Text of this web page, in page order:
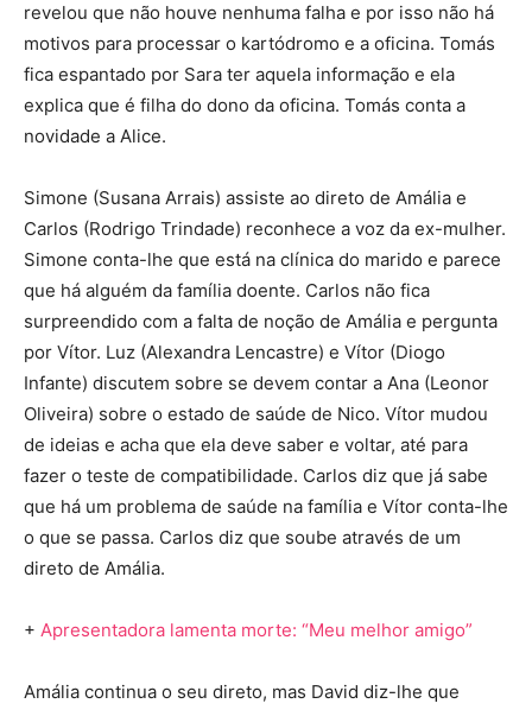
revelou que não houve nenhuma falha e por isso não há
motivos para processar o kartódromo e a oficina. Tomás
fica espantado por Sara ter aquela informação e ela
explica que é filha do dono da oficina. Tomás conta a
novidade a Alice.
Simone (Susana Arrais) assiste ao direto de Amália e
Carlos (Rodrigo Trindade) reconhece a voz da ex-mulher.
Simone conta-lhe que está na clínica do marido e parece
que há alguém da família doente. Carlos não fica
surpreendido com a falta de noção de Amália e pergunta
por Vítor. Luz (Alexandra Lencastre) e Vítor (Diogo
Infante) discutem sobre se devem contar a Ana (Leonor
Oliveira) sobre o estado de saúde de Nico. Vítor mudou
de ideias e acha que ela deve saber e voltar, até para
fazer o teste de compatibilidade. Carlos diz que já sabe
que há um problema de saúde na família e Vítor conta-lhe
o que se passa. Carlos diz que soube através de um
direto de Amália.
+ Apresentadora lamenta morte: “Meu melhor amigo”
Amália continua o seu direto, mas David diz-lhe que